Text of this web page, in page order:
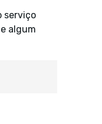
serviço
algum